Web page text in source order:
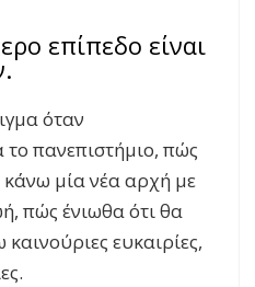
επίπεδο είναι
όταν
πανεπιστήμιο, πώς
κάνω μία νέα αρχή με
πώς ένιωθα ότι θα
ευκαιρίες,